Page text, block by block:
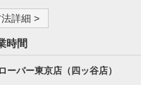
詳細 >
時間
ーバー東京店（四ッ谷店）